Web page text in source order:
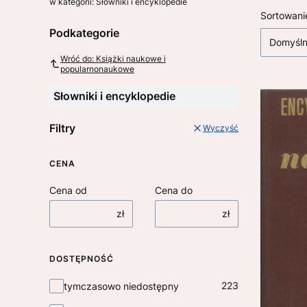
Podkategorie
Wróć do: Książki naukowe i
popularnonaukowe
Słowniki i encyklopedie
Filtry Wyczyść
CENA
Cena od
zł
Cena do
zł
DOSTĘPNOŚĆ
Dostępność
tymczasowo niedostępny 223
Lista